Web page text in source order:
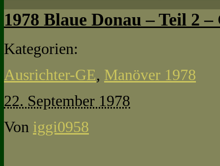
1978 Blaue Donau – Teil 2
Kategorien:
Ausrichter-GE, Manöver 1978
22. September 1978
Von iggi0958